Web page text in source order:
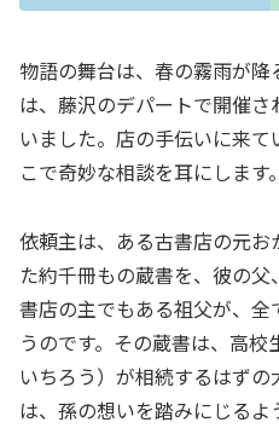
物語の舞台は、春の霧雨が
は、藤沢のデパートで開催
いました。店の手伝いに来
こで奇妙な相談を耳にします。
依頼主は、ある古書店の元
た約千冊もの蔵書を、彼の
書店の主でもある祖父が、
うのです。その蔵書は、高
いちろう）が相続するはず
は、孫の想いを踏みにじる